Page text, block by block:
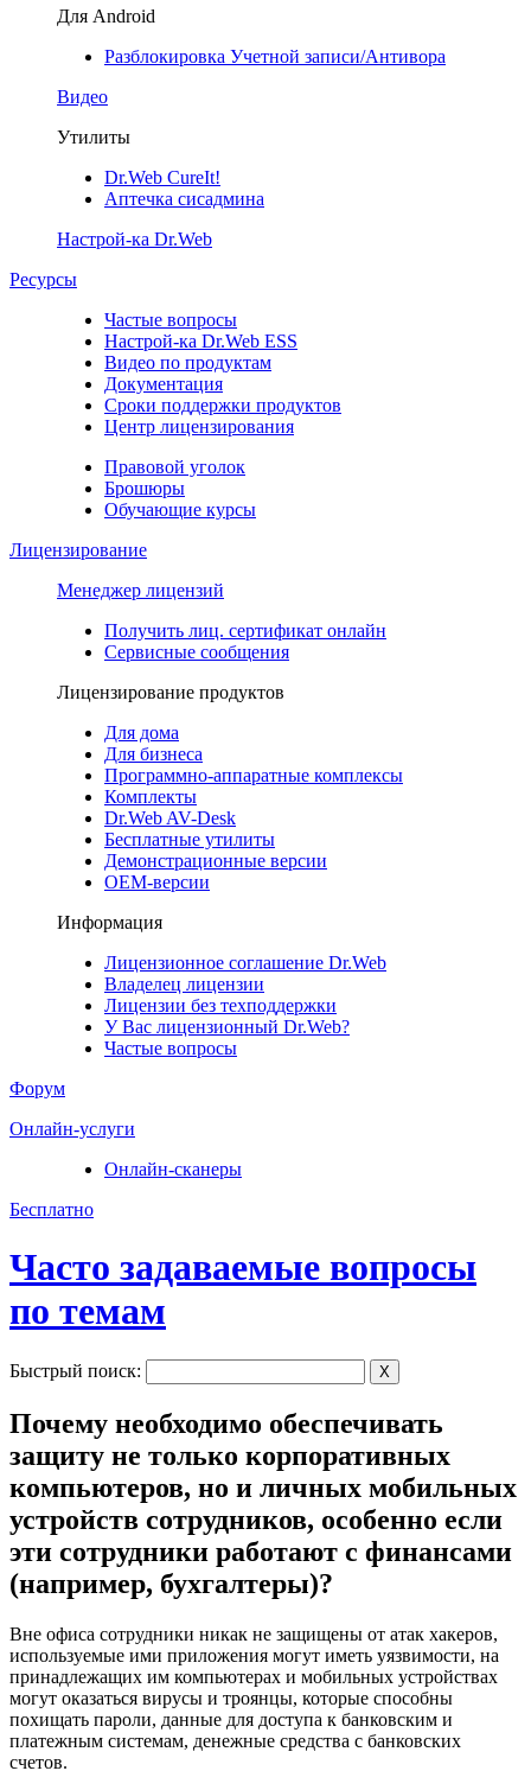
Для Android
Разблокировка Учетной записи/Антивора
Видео
Утилиты
Dr.Web CureIt!
Аптечка сисадмина
Настрой-ка Dr.Web
Ресурсы
Частые вопросы
Настрой-ка Dr.Web ESS
Видео по продуктам
Документация
Сроки поддержки продуктов
Центр лицензирования
Правовой уголок
Брошюры
Обучающие курсы
Лицензирование
Менеджер лицензий
Получить лиц. сертификат онлайн
Сервисные сообщения
Лицензирование продуктов
Для дома
Для бизнеса
Программно-аппаратные комплексы
Комплекты
Dr.Web AV-Desk
Бесплатные утилиты
Демонстрационные версии
ОЕМ-версии
Информация
Лицензионное соглашение Dr.Web
Владелец лицензии
Лицензии без техподдержки
У Вас лицензионный Dr.Web?
Частые вопросы
Форум
Онлайн-услуги
Онлайн-сканеры
Бесплатно
Часто задаваемые вопросы
по темам
Быстрый поиск: X
Почему необходимо обеспечивать
защиту не только корпоративных
компьютеров, но и личных мобильных
устройств сотрудников, особенно если
эти сотрудники работают с финансами
(например, бухгалтеры)?
Вне офиса сотрудники никак не защищены от атак хакеров,
используемые ими приложения могут иметь уязвимости, на
принадлежащих им компьютерах и мобильных устройствах
могут оказаться вирусы и троянцы, которые способны
похищать пароли, данные для доступа к банковским и
платежным системам, денежные средства с банковских
счетов.